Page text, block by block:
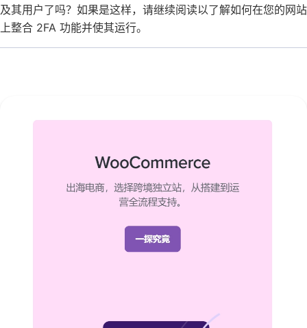
及其用户了吗？如果是这样，请继续阅读以了解如何在您的网站
上整合 2FA 功能并使其运行。